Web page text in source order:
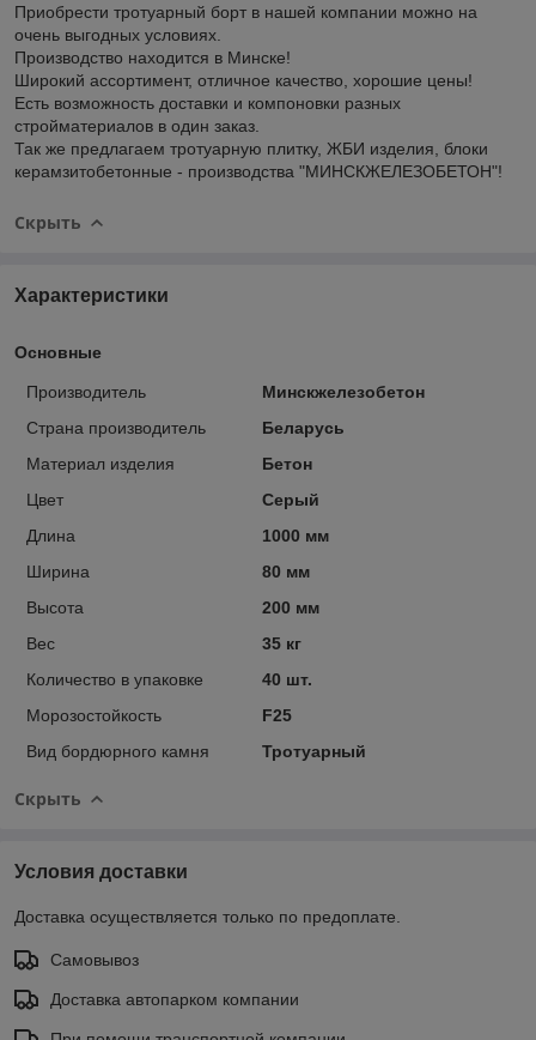
Приобрести тротуарный борт в нашей компании можно на
очень выгодных условиях.
Производство находится в Минске!
Широкий ассортимент, отличное качество, хорошие цены!
Есть возможность доставки и компоновки разных
стройматериалов в один заказ.
Так же предлагаем тротуарную плитку, ЖБИ изделия, блоки
керамзитобетонные - производства "МИНСКЖЕЛЕЗОБЕТОН"!
Скрыть
Характеристики
Основные
Производитель
Минскжелезобетон
Страна производитель
Беларусь
Материал изделия
Бетон
Цвет
Серый
Длина
1000 мм
Ширина
80 мм
Высота
200 мм
Вес
35 кг
Количество в упаковке
40 шт.
Морозостойкость
F25
Вид бордюрного камня
Тротуарный
Скрыть
Условия доставки
Доставка осуществляется только по предоплате.
Самовывоз
Доставка автопарком компании